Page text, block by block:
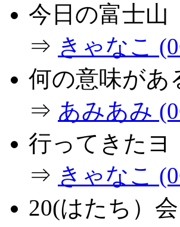
今日の富士山
⇒ きゃなこ
何の意味があ
⇒ あみあみ
行ってきたヨ
⇒ きゃなこ
20(はたち）会